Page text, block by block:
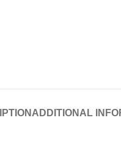
ADDITIONAL